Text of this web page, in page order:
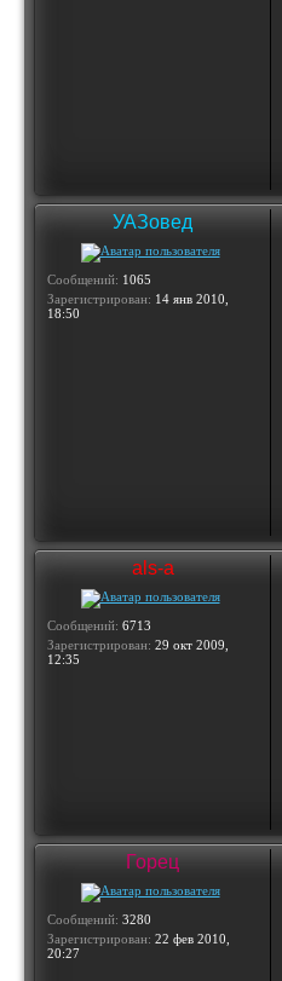
УАЗовед
Сообщений: 1065
Зарегистрирован: 14 янв 2010,
18:50
als-a
Сообщений: 6713
Зарегистрирован: 29 окт 2009,
12:35
Горец
Сообщений: 3280
Зарегистрирован: 22 фев 2010,
20:27